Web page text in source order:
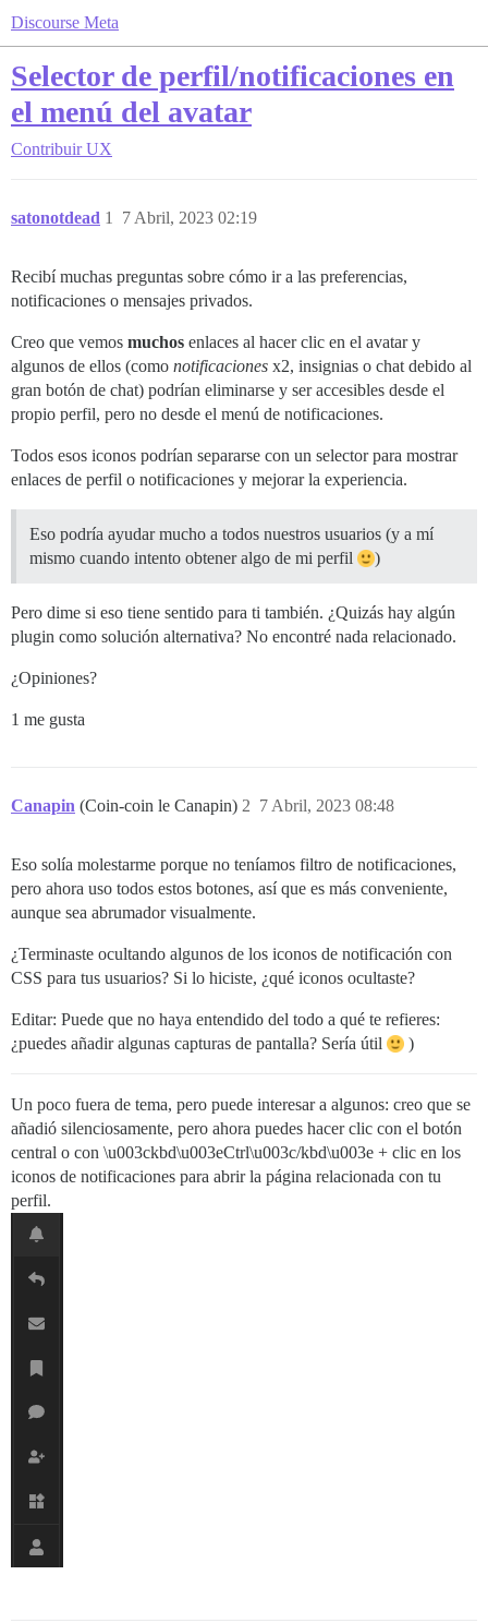
Discourse Meta
Selector de perfil/notificaciones en
el menú del avatar
Contribuir UX
satonotdead 7 Abril, 2023 02:19
1
Recibí muchas preguntas sobre cómo ir a las preferencias,
notificaciones o mensajes privados.
Creo que vemos muchos enlaces al hacer clic en el avatar y
algunos de ellos (como notificaciones x2, insignias o chat debido al
gran botón de chat) podrían eliminarse y ser accesibles desde el
propio perfil, pero no desde el menú de notificaciones.
Todos esos iconos podrían separarse con un selector para mostrar
enlaces de perfil o notificaciones y mejorar la experiencia.
Eso podría ayudar mucho a todos nuestros usuarios (y a mí
mismo cuando intento obtener algo de mi perfil
)
Pero dime si eso tiene sentido para ti también. ¿Quizás hay algún
plugin como solución alternativa? No encontré nada relacionado.
¿Opiniones?
1 me gusta
Canapin (Coin-coin le Canapin) 7 Abril, 2023 08:48
2
Eso solía molestarme porque no teníamos filtro de notificaciones,
pero ahora uso todos estos botones, así que es más conveniente,
aunque sea abrumador visualmente.
¿Terminaste ocultando algunos de los iconos de notificación con
CSS para tus usuarios? Si lo hiciste, ¿qué iconos ocultaste?
Editar: Puede que no haya entendido del todo a qué te refieres:
¿puedes añadir algunas capturas de pantalla? Sería útil
)
Un poco fuera de tema, pero puede interesar a algunos: creo que se
añadió silenciosamente, pero ahora puedes hacer clic con el botón
central o con \u003ckbd\u003eCtrl\u003c/kbd\u003e + clic en los
iconos de notificaciones para abrir la página relacionada con tu
perfil.